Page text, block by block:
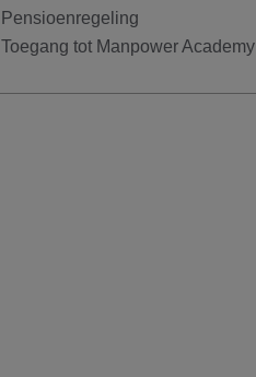
Pensioenregeling
Toegang tot Manpower Academy